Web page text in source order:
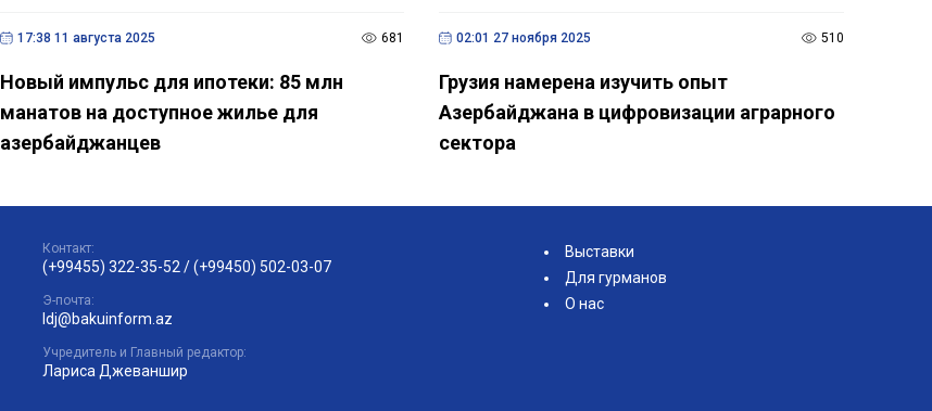
17:38 11 августа 2025 681
Новый импульс для ипотеки: 85 млн
манатов на доступное жилье для
азербайджанцев
02:01 27 ноября 2025 510
Грузия намерена изучить опыт
Азербайджана в цифровизации аграрного
сектора
Контакт:
(+99455) 322-35-52 /(+99450) 502-03-07
Э-почта:
ldj@bakuinform.az
Учредитель и Главный редактор:
Лариса Джеваншир
Выставки
Для гурманов
О нас